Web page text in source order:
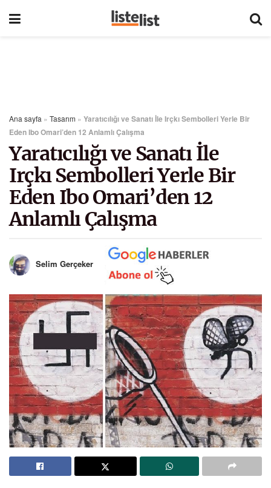
Ana sayfa » Tasarım » Yaratıcılığı ve Sanatı İle Irçkı Sembolleri Yerle Bir
Eden Ibo Omari’den 12 Anlamlı Çalışma
Yaratıcılığı ve Sanatı İle
Irçkı Sembolleri Yerle Bir
Eden Ibo Omari’den 12
Anlamlı Çalışma
Selim Gerçeker